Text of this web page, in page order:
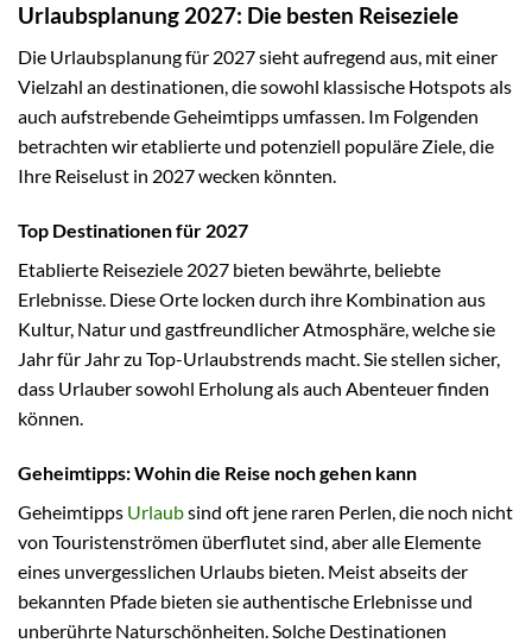
Urlaubsplanung 2027: Die besten Reiseziele
Die Urlaubsplanung für 2027 sieht aufregend aus, mit einer
Vielzahl an destinationen, die sowohl klassische Hotspots als
auch aufstrebende Geheimtipps umfassen. Im Folgenden
betrachten wir etablierte und potenziell populäre Ziele, die
Ihre Reiselust in 2027 wecken könnten.
Top Destinationen für 2027
Etablierte Reiseziele 2027 bieten bewährte, beliebte
Erlebnisse. Diese Orte locken durch ihre Kombination aus
Kultur, Natur und gastfreundlicher Atmosphäre, welche sie
Jahr für Jahr zu Top-Urlaubstrends macht. Sie stellen sicher,
dass Urlauber sowohl Erholung als auch Abenteuer finden
können.
Geheimtipps: Wohin die Reise noch gehen kann
Geheimtipps Urlaubsind oft jene raren Perlen, die noch nicht
von Touristenströmen überflutet sind, aber alle Elemente
eines unvergesslichen Urlaubs bieten. Meist abseits der
bekannten Pfade bieten sie authentische Erlebnisse und
unberührte Naturschönheiten. Solche Destinationen